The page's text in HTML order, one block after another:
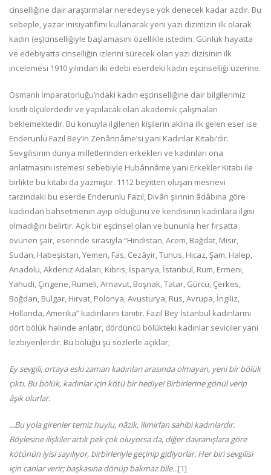
cinselliği­ne dair araştırmalar neredeyse yok denecek kadar azdır. Bu
sebeple, yazar inisiyatifimi kullanarak yeni yazı dizimizin ilk olarak
kadın (eş)cinsel­liğiyle başlamasını özellikle istedim. Günlük hayatta
ve edebiyatta cinselliğin izlerini sürecek olan yazı dizisinin ilk
incelemesi 1910 yılından iki edebi eserdeki kadın eşcinselliği üzerine.
Osmanlı İmparatorluğu’ndaki kadın eşcinselliğine dair bilgilerimiz
kısıtlı ölçülerdedir ve yapı­lacak olan akademik çalışmaları
beklemektedir. Bu konuyla ilgilenen kişilerin aklına ilk gelen eser ise
Enderunlu Fazıl Bey’in Zenânnâme’si yani Kadınlar Kitabı’dır.
Sevgilisinin dünya millet­lerinden erkekleri ve kadınları ona
anlatmasını istemesi sebebiyle Hubânnâme yani Erkekler Kitabı ile
birlikte bu kitabı da yazmıştır. 1112 beyitten oluşan mesnevi
tarzındaki bu eserde Enderunlu Fazıl, Divân şiirinin âdâbına göre
kadından bahsetmenin ayıp olduğunu ve kendisi­nin kadınlara ilgisi
olmadığını belirtir. Açık bir eşcinsel olan ve bununla her fırsatta
övünen şair, eserinde sırasıyla “Hindistan, Acem, Bağdat, Mısır,
Sudan, Habeşistan, Yemen, Fas, Cezâyir, Tunus, Hicaz, Şam, Halep,
Anadolu, Akdeniz Adaları, Kıbrıs, İspanya, İstanbul, Rum, Ermeni,
Yahudi, Çingene, Rumeli, Ar­navut, Boşnak, Tatar, Gürcü, Çerkes,
Boğdan, Bulgar, Hırvat, Polonya, Avusturya, Rus, Avrupa, İngiliz,
Hollanda, Amerika” kadınlarını tanıtır. Fazıl Bey İstanbul kadınlarını
dört bölük halinde anlatır, dördüncü bölükteki kadınlar seviciler yani
lezbiyenlerdir. Bu bölüğü şu sözlerle açıklar;
Ey sevgili, ortaya eski zaman kadınları arasında olmayan, yeni bir bölük
çıktı. Bu bölük, kadınlar için kötü bir hediye! Birbirlerine gönül verip
âşık olurlar.
...Bu yola girenler temiz huylu, nâzik, ilimirfan sahibi kadınlardır.
Böylesine ilişkiler artık pek çok oluyorsa da, diğer davranışlara göre
kötünün iyisi sayılıyor, birbirleriyle geçinip gidiyorlar. Her biri sevgilisi
için canlar verir; başka­sına dönüp bakmaz bile...[1]